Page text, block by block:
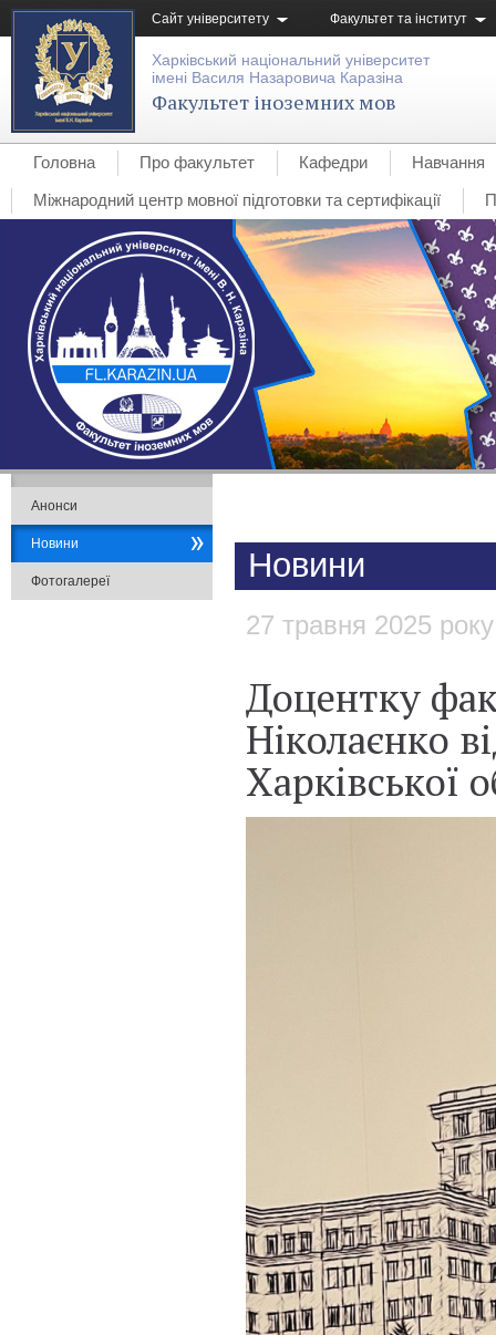
Сайт університету Факультет та інститут
Харківський національний університет
імені Василя Назаровича Каразіна
Факультет іноземних мов
Головна Про факультет Кафедри
Навчання
Міжнародний центр мовної підготовки та сертифікації
Новини
27 травня 2025 року
​Доцентку
Ніколаєнко
Харківської
Анонси
Новини
Фотогалереї